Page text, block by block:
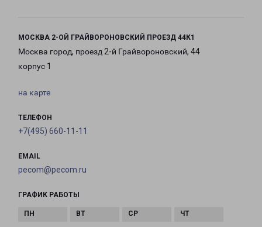
МОСКВА 2-ОЙ ГРАЙВОРОНОВСКИЙ ПРОЕЗД 44К1
Москва город, проезд 2-й Грайвороновский, 44
корпус 1
на карте
ТЕЛЕФОН
+7(495) 660-11-11
EMAIL
pecom@pecom.ru
ГРАФИК РАБОТЫ